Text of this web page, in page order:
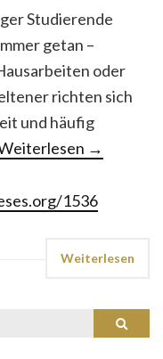
Studierende
getan –
oder
richten sich
und häufig
→
1536
Weiterlesen
Suchen